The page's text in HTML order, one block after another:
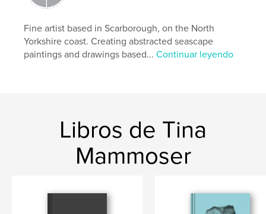
Características:Cuadrado pequeño, 18×18 cm
N.º de páginas:
abstract art , england
Fine artist based in Scarborough, on the North
Yorkshire coast. Creating abstracted seascape
paintings and drawings based...Continuar leyendo
Libros de Tina
Mammoser